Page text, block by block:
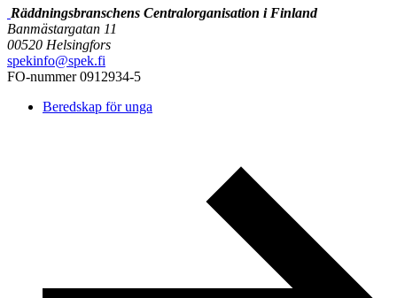
Räddningsbranschens Centralorganisation i Finland
Banmästargatan 11
00520 Helsingfors
spekinfo@spek.fi
FO-nummer 0912934-5
Beredskap för unga